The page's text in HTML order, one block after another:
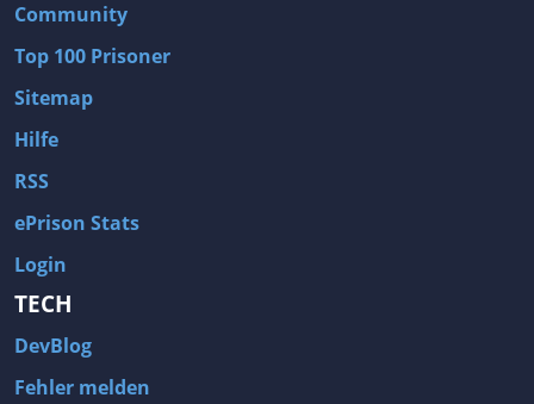
Community
Top 100 Prisoner
Sitemap
Hilfe
RSS
ePrison Stats
Login
TECH
DevBlog
Fehler melden